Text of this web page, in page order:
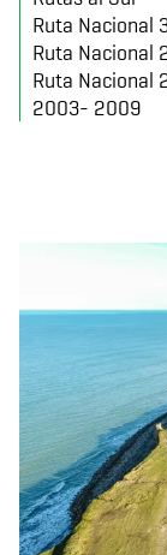
Ruta Nacional
Ruta Nacional
Ruta Nacional
2003- 2009